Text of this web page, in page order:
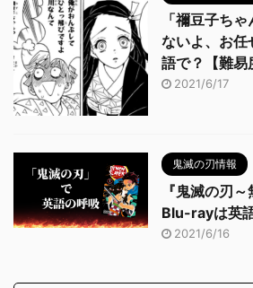
「禰豆子ち
ないよ、お任
語で？【難
2021/6/17
鬼滅の刃情報
『鬼滅の刃
Blu-rayは英
2021/6/16